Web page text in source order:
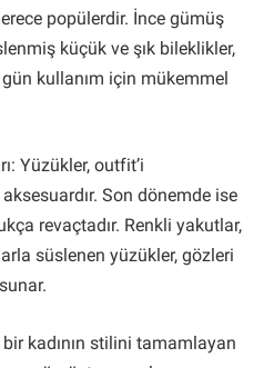
popülerdir. İnce gümüş
küçük ve şık bileklikler,
kullanım için mükemmel
Yüzükler, outfit’i
Son dönemde ise
revaçtadır. Renkli yakutlar,
süslenen yüzükler, gözleri
sunar.
kadının stilini tamamlayan